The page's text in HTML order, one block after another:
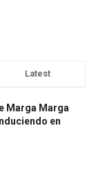
Latest
Marga Marga
en